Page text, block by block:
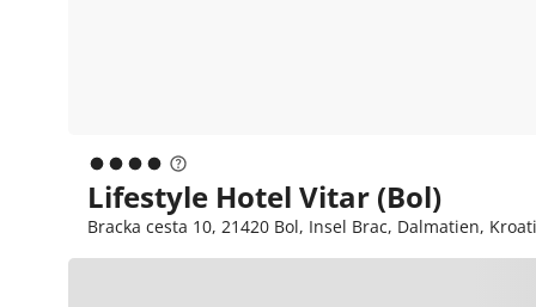
Lifestyle Hotel Vitar (Bol)
Bracka cesta 10, 21420 Bol, Insel Brac, Dalmatien,